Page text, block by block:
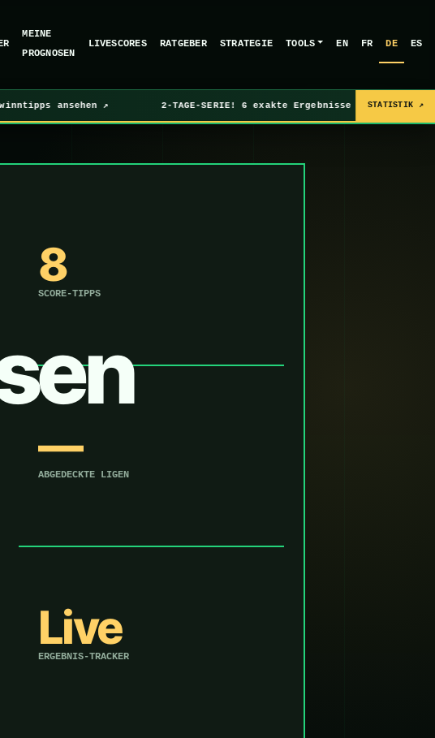
MEINE
PROGNOSEN
LIVESCORES RATGEBER STRATEGIE TOOLS EN FR DE ES
ansehen ↗ 2-TAGE-SERIE! 6 exakte Ergebnisse an STATISTIK ↗
8
SCORE-TIPPS
—
ABGEDECKTE LIGEN
Live
ERGEBNIS-TRACKER